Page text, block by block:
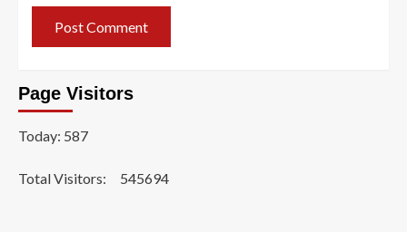
Page Visitors
Today: 587
Total Visitors: 545694